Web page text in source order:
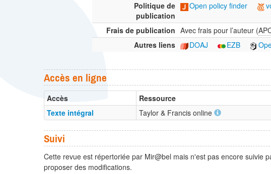
Politique de
publication
Open policy finder
Frais de publication Avec frais pour l’auteur (
Autres liens
DOAJ EZB
Accès en ligne
Accès Ressource
Texte intégral
Taylor & Francis online
Suivi
Cette revue est répertoriée par Mir@bel mais n'est pas encore suivie
proposer des modifications.